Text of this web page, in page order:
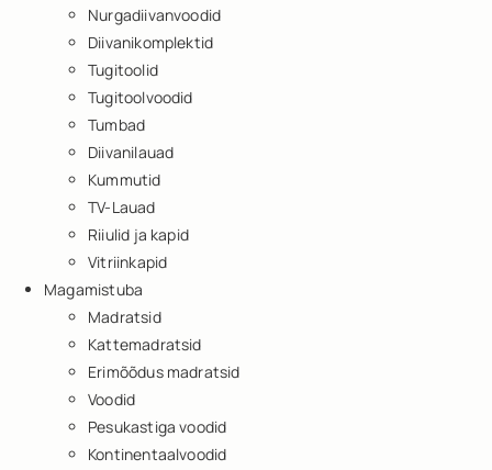
Nurgadiivanvoodid
Diivanikomplektid
Tugitoolid
Tugitoolvoodid
Tumbad
Diivanilauad
Kummutid
TV-Lauad
Riiulid ja kapid
Vitriinkapid
Magamistuba
Madratsid
Kattemadratsid
Erimõõdus madratsid
Voodid
Pesukastiga voodid
Kontinentaalvoodid